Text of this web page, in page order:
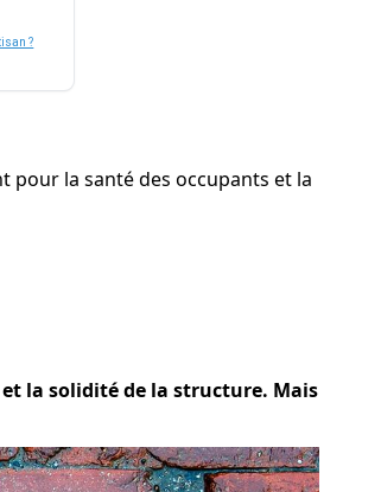
?
pour la santé des occupants et la
la solidité de la structure. Mais